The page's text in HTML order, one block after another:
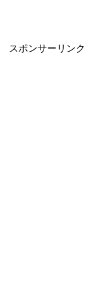
スポンサーリンク